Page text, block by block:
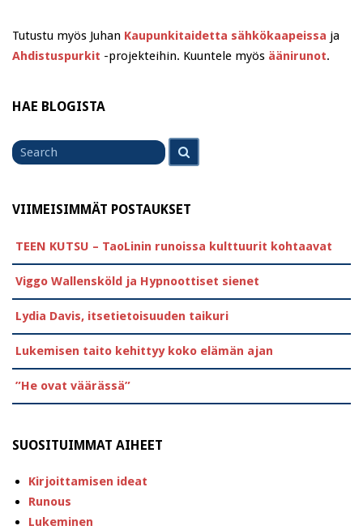
Tutustu myös Juhan Kaupunkitaidetta sähkökaapeissa ja
Ahdistuspurkit -projekteihin. Kuuntele myös äänirunot.
HAE BLOGISTA
Search
for
VIIMEISIMMÄT POSTAUKSET
TEEN KUTSU – TaoLinin runoissa kulttuurit kohtaavat
Viggo Wallensköld ja Hypnoottiset sienet
Lydia Davis, itsetietoisuuden taikuri
Lukemisen taito kehittyy koko elämän ajan
”He ovat väärässä”
SUOSITUIMMAT AIHEET
Kirjoittamisen ideat
Runous
Lukeminen